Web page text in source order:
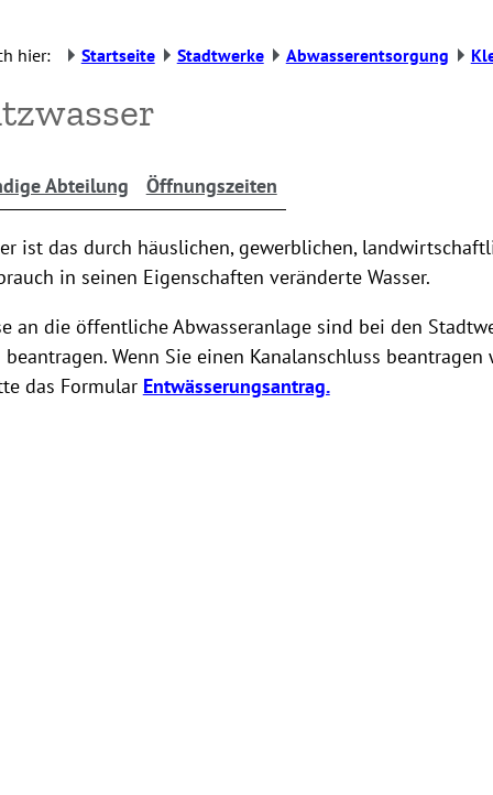
hier: Startseite Stadtwerke Abwasserentsorgung
Abteilung Öffnungszeiten
ist das durch häuslichen, gewerblichen,
in seinen Eigenschaften veränderte Wasser.
an die öffentliche Abwasseranlage sind bei den
beantragen. Wenn Sie einen Kanalanschluss beantragen
das Formular Entwässerungsantrag.